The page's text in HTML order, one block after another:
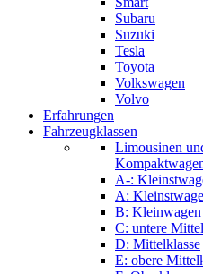
Subaru
Suzuki
Tesla
Toyota
Volkswagen
Volvo
Erfahrungen
Fahrzeugklassen
Limousinen
A-:
A:
B: Kleinwagen
C: untere
D: Mittelklasse
E: obere